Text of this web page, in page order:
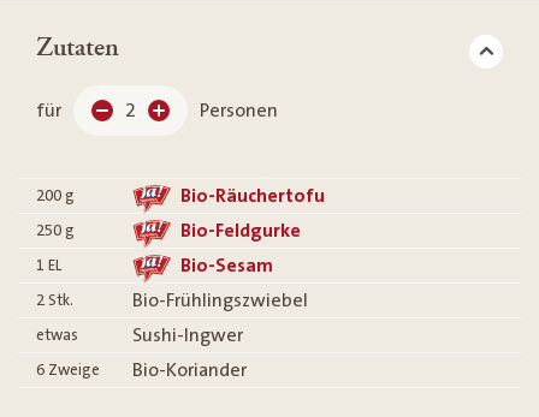
Zutaten
für 2 Personen
200 g Bio-Räuchertofu
250 g Bio-Feldgurke
1 EL Bio-Sesam
2 Stk. Bio-Frühlingszwiebel
etwas Sushi-Ingwer
6 Zweige Bio-Koriander